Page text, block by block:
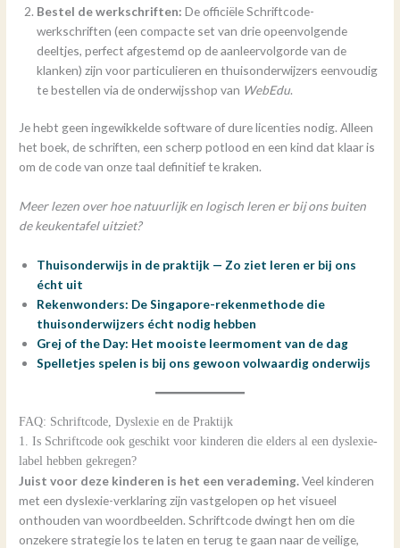
Bestel de werkschriften: De officiële Schriftcode-
werkschriften (een compacte set van drie opeenvolgende
deeltjes, perfect afgestemd op de aanleervolgorde van de
klanken) zijn voor particulieren en thuisonderwijzers eenvoudig
te bestellen via de onderwijsshop van WebEdu.
Je hebt geen ingewikkelde software of dure licenties nodig. Alleen
het boek, de schriften, een scherp potlood en een kind dat klaar is
om de code van onze taal definitief te kraken.
Meer lezen over hoe natuurlijk en logisch leren er bij ons buiten
de keukentafel uitziet?
Thuisonderwijs in de praktijk — Zo ziet leren er bij ons
écht uit
Rekenwonders: De Singapore-rekenmethode die
thuisonderwijzers écht nodig hebben
Grej of the Day: Het mooiste leermoment van de dag
Spelletjes spelen is bij ons gewoon volwaardig onderwijs
FAQ: Schriftcode, Dyslexie en de Praktijk
1. Is Schriftcode ook geschikt voor kinderen die elders al een dyslexie-
label hebben gekregen?
Juist voor deze kinderen is het een verademing.Veel kinderen
met een dyslexie-verklaring zijn vastgelopen op het visueel
onthouden van woordbeelden. Schriftcode dwingt hen om die
onzekere strategie los te laten en terug te gaan naar de veilige,